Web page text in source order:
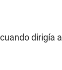
dirigía a